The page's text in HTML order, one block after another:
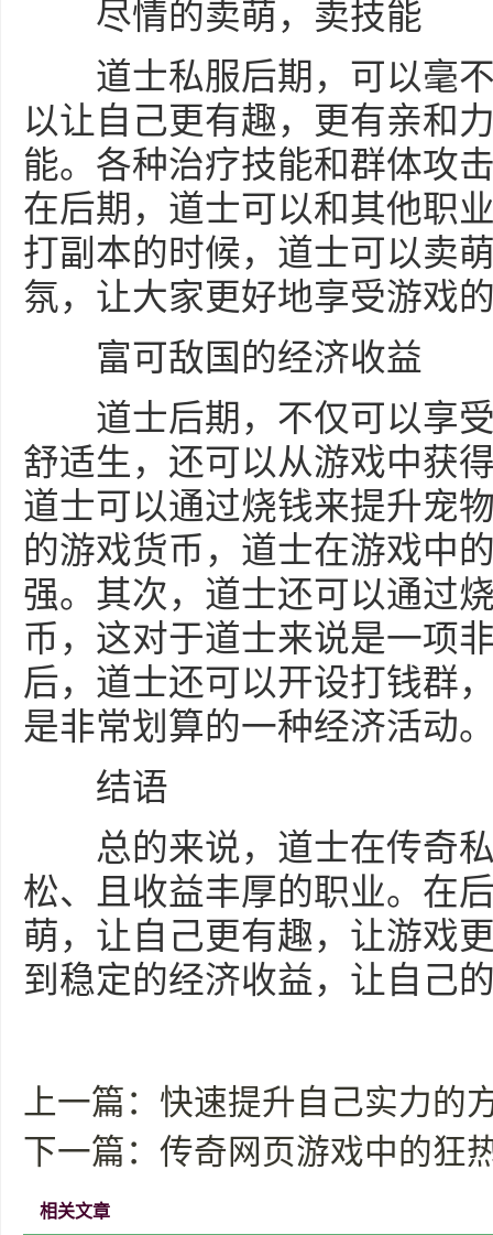
尽情的卖萌，卖技能
道士私服后期，可以毫不
以让自己更有趣，更有亲和
能。各种治疗技能和群体攻
在后期，道士可以和其他职
打副本的时候，道士可以卖
氛，让大家更好地享受游戏
富可敌国的经济收益
道士后期，不仅可以享受
舒适生，还可以从游戏中获
道士可以通过烧钱来提升宠
的游戏货币，道士在游戏中
强。其次，道士还可以通过
币，这对于道士来说是一项
后，道士还可以开设打钱群
是非常划算的一种经济活动
结语
总的来说，道士在传奇私
松、且收益丰厚的职业。在
萌，让自己更有趣，让游戏
到稳定的经济收益，让自己
上一篇： 快速提升自己实力的
下一篇： 传奇网页游戏中的狂
相关文章